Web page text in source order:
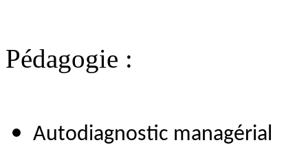
Pédagogie :
Autodiagnostic managérial